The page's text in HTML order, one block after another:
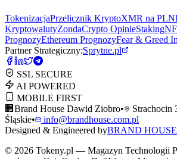
TokenizacjaPrzelicznik KryptoXMR na PLN
KryptowalutyZondaCrypto OpinieStaking
PrognozyEthereum PrognozyFear & Greed
Partner Strategiczny:Sprytne.pl
SSL SECURE
AI POWERED
MOBILE FIRST
🏢 Brand House Dawid Ziobro•
Strachocin
Śląskie•
info@brandhouse.com.pl
Designed & Engineered byBRAND HOUSE
© 2026 Tokeny.pl — Magazyn Technologii